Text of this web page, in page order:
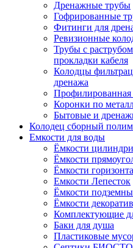
Дренажные трубы
Гофрированные
Фитинги для
Ревизионные
Трубы с
прокладки кабеля
Колодцы
дренажа
Профилированная
Коронки по
Бытовые и
Колодец сборный
Емкости для воды
Ёмкости
Ёмкости
Ёмкости
Емкости Лепесток
Ёмкости
Ёмкости
Комплектующие
Баки для душа
Пластиковые